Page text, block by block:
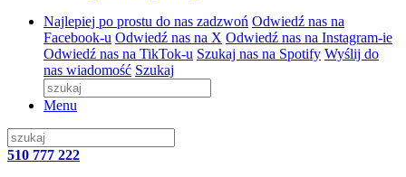
Najlepiej po prostu do nas zadzwoń Odwiedź nas na
Facebook-u Odwiedź nas na X Odwiedź nas na Instagram-ie
Odwiedź nas na TikTok-u Szukaj nas na Spotify Wyślij do
nas wiadomość Szukaj
Menu
510 777 222